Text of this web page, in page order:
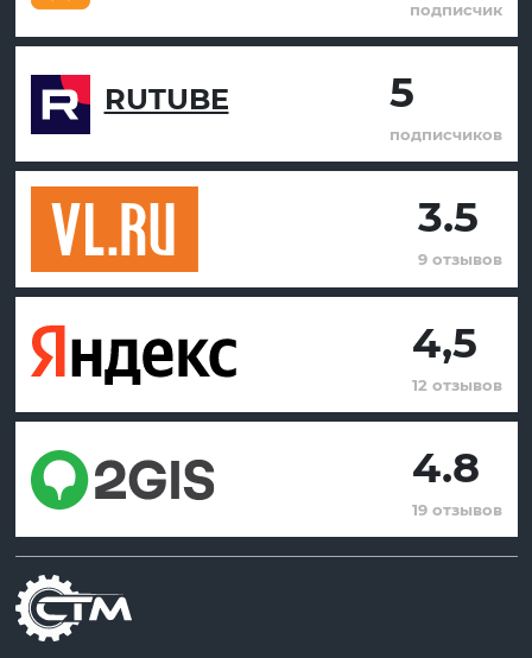
подписчик
RUTUBE 5
подписчиков
3.5
9 отзывов
4,5
12 отзывов
4.8
19 отзывов